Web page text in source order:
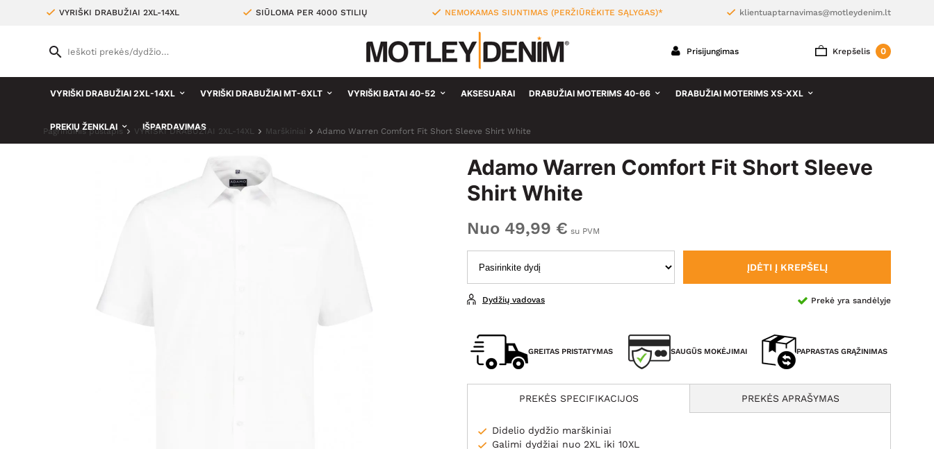
VYRIŠKI DRABUŽIAI 2XL-14XL SIŪLOMA PER 4000 STILIŲ NEMOKAMAS SIUNTIMAS (PERŽIŪRĖKITE SĄLYGAS)* klientuaptarnavimas@motleydenim.lt
Krepšelis 0
Prisijungimas
VYRIŠKI DRABUŽIAI 2XL-14XL VYRIŠKI DRABUŽIAI MT-6XLT VYRIŠKI BATAI 40-52 AKSESUARAI DRABUŽIAI MOTERIMS 40-66 DRABUŽIAI MOTERIMS XS-XXL
PREKIŲ ŽENKLAI IŠPARDAVIMAS
Pagrindinis puslapis VYRIŠKI DRABUŽIAI 2XL-14XL Marškiniai Adamo Warren Comfort Fit Short Sleeve Shirt White
Adamo Warren Comfort Fit Short Sleeve
Shirt White
Nuo 49,99 € su PVM
ĮDĖTI Į KREPŠELĮ
Prekė yra sandėlyje
Dydžių vadovas
GREITAS PRISTATYMAS SAUGŪS MOKĖJIMAI PAPRASTAS GRĄŽINIMAS
PREKĖS SPECIFIKACIJOS PREKĖS APRAŠYMAS
Didelio dydžio marškiniai
Galimi dydžiai nuo 2XL iki 10XL